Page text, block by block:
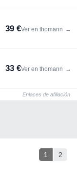
39 €Ver en thomann →
33 €Ver en thomann →
Enlaces de afiliación
1 2